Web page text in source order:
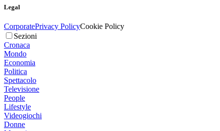
Legal
CorporatePrivacy PolicyCookie Policy
Sezioni
Cronaca
Mondo
Economia
Politica
Spettacolo
Televisione
People
Lifestyle
Videogiochi
Donne